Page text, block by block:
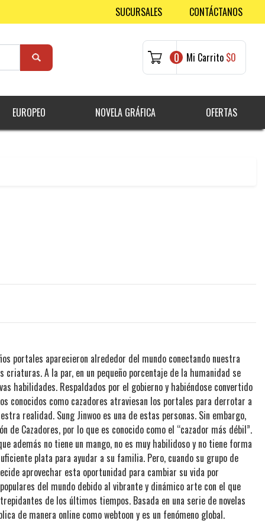
SUCURSALES CONTÁCTANOS
0 Mi Carrito $0
EUROPEO NOVELA GRÁFICA OFERTAS
portales aparecieron alrededor del mundo conectando nuestra
A la par, en un pequeño porcentaje de la humanidad se
habilidades. Respaldados por el gobierno y habiéndose convertido
conocidos como cazadores atraviesan los portales para derrotar a
realidad. Sung Jinwoo es una de estas personas. Sin embargo,
de Cazadores, por lo que es conocido como el “cazador más débil”.
además no tiene un mango, no es muy habilidoso y no tiene forma
plata para ayudar a su familia. Pero, cuando su grupo de
aprovechar esta oportunidad para cambiar su vida por
del mundo debido al vibrante y dinámico arte con el que
de los últimos tiempos. Basada en una serie de novelas
de manera online como webtoon y es un fenómeno global.